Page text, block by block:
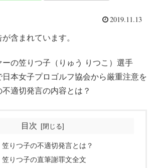
2019.11.13
含まれています。
の笠りつ子（りゅう りつこ）選手
本女子プロゴルフ協会から厳重注意を
適切発言の内容とは？
目次
りつ子の不適切発言とは？
りつ子の直筆謝罪文全文